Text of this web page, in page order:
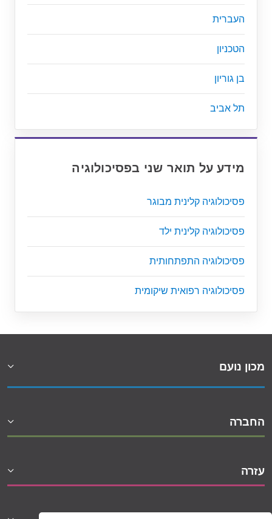
העברית
הטכניון
בן גוריון
תל אביב
מידע על תואר שני בפסיכולוגיה
פסיכולוגיה קלינית מבוגר
פסיכולוגיה קלינית ילד
פסיכולוגיה התפתחותית
פסיכולוגיה רפואית שיקומית
מכון נועם
החברה
עזרה